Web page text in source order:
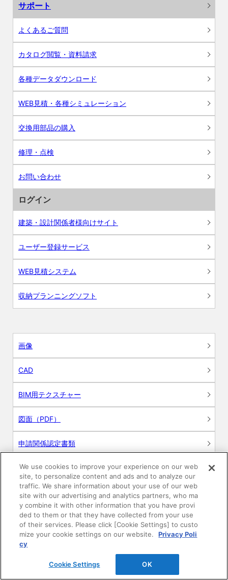
サポート
よくあるご質問
カタログ閲覧・資料請求
各種データダウンロード
WEB見積・各種シミュレーション
交換用部品の購入
修理・点検
お問い合わせ
ログイン
建築・設計関係者様向けサイト
ユーザー登録サービス
WEB見積システム
収納プランニングソフト
画像
CAD
BIM用テクスチャー
図面（PDF）
申請関係認定書類
施工・取扱説明書
動画
シミュレーションツール
24時間換気システム〈エアスマート〉
簡易設計見積ソフト
R&Dセンター環境測定・分析サービス
We use cookies to improve your experience on our web
site, to personalize content and ads and to analyze our
traffic. We share information about your use of our web
site with our advertising and analytics partners, who ma
y combine it with other information that you have provi
ded to them or that they have collected from your use
of their services. Please click [Cookie Settings] to custo
mize your cookie settings on our website.
Privacy Poli
cy
Cookie Settings OK